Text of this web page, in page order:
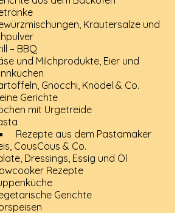
Kräutersalze und
– BBQ
und Milchprodukte, Eier und
Gnocchi, Knödel & Co.
Gerichte
mit Urgetreide
Rezepte aus dem Pastamaker
CousCous & Co.
Dressings, Essig und Öl
Rezepte
Gerichte